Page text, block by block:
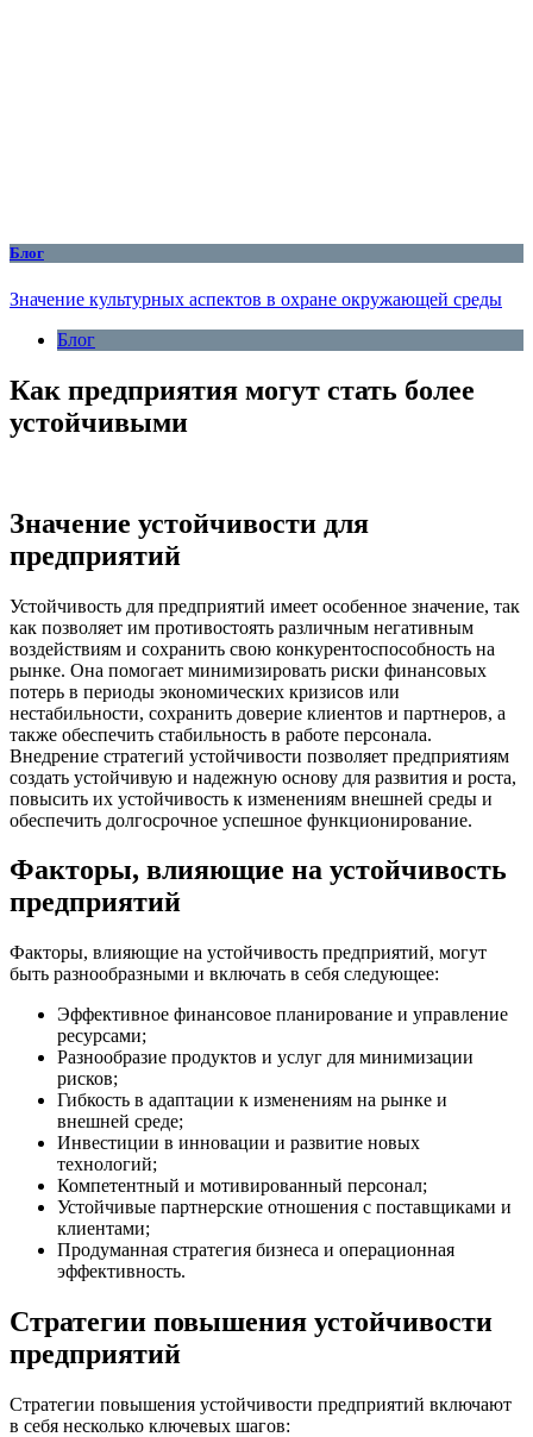
Блог
Значение культурных аспектов в охране окружающей среды
Блог
Как предприятия могут стать более
устойчивыми
Значение устойчивости для
предприятий
Устойчивость для предприятий имеет особенное значение, так
как позволяет им противостоять различным негативным
воздействиям и сохранить свою конкурентоспособность на
рынке. Она помогает минимизировать риски финансовых
потерь в периоды экономических кризисов или
нестабильности, сохранить доверие клиентов и партнеров, а
также обеспечить стабильность в работе персонала.
Внедрение стратегий устойчивости позволяет предприятиям
создать устойчивую и надежную основу для развития и роста,
повысить их устойчивость к изменениям внешней среды и
обеспечить долгосрочное успешное функционирование.
Факторы, влияющие на устойчивость
предприятий
Факторы, влияющие на устойчивость предприятий, могут
быть разнообразными и включать в себя следующее:
Эффективное финансовое планирование и управление
ресурсами;
Разнообразие продуктов и услуг для минимизации
рисков;
Гибкость в адаптации к изменениям на рынке и
внешней среде;
Инвестиции в инновации и развитие новых
технологий;
Компетентный и мотивированный персонал;
Устойчивые партнерские отношения с поставщиками и
клиентами;
Продуманная стратегия бизнеса и операционная
эффективность.
Стратегии повышения устойчивости
предприятий
Стратегии повышения устойчивости предприятий включают
в себя несколько ключевых шагов: